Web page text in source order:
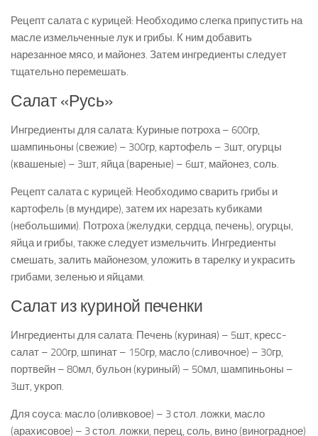
Рецепт салата с курицей: Необходимо слегка припустить на
масле измельченные лук и грибы. К ним добавить
нарезанное мясо, и майонез. Затем ингредиенты следует
тщательно перемешать.
Салат «Русь»
Ингредиенты для салата: Куриные потроха – 600гр,
шампиньоны (свежие) – 300гр, картофель – 3шт, огурцы
(квашеные) – 3шт, яйца (вареные) – 6шт, майонез, соль.
Рецепт салата с курицей: Необходимо сварить грибы и
картофель (в мундире), затем их нарезать кубиками
(небольшими). Потроха (желудки, сердца, печень), огурцы,
яйца и грибы, также следует измельчить. Ингредиенты
смешать, залить майонезом, уложить в тарелку и украсить
грибами, зеленью и яйцами.
Салат из куриной печенки
Ингредиенты для салата: Печень (куриная) – 5шт, кресс-
салат – 200гр, шпинат – 150гр, масло (сливочное) – 30гр,
портвейн – 80мл, бульон (куриный) – 50мл, шампиньоны –
3шт, укроп.
Для соуса: масло (оливковое) – 3 стол. ложки, масло
(арахисовое) – 3 стол. ложки, перец, соль, вино (виноградное)